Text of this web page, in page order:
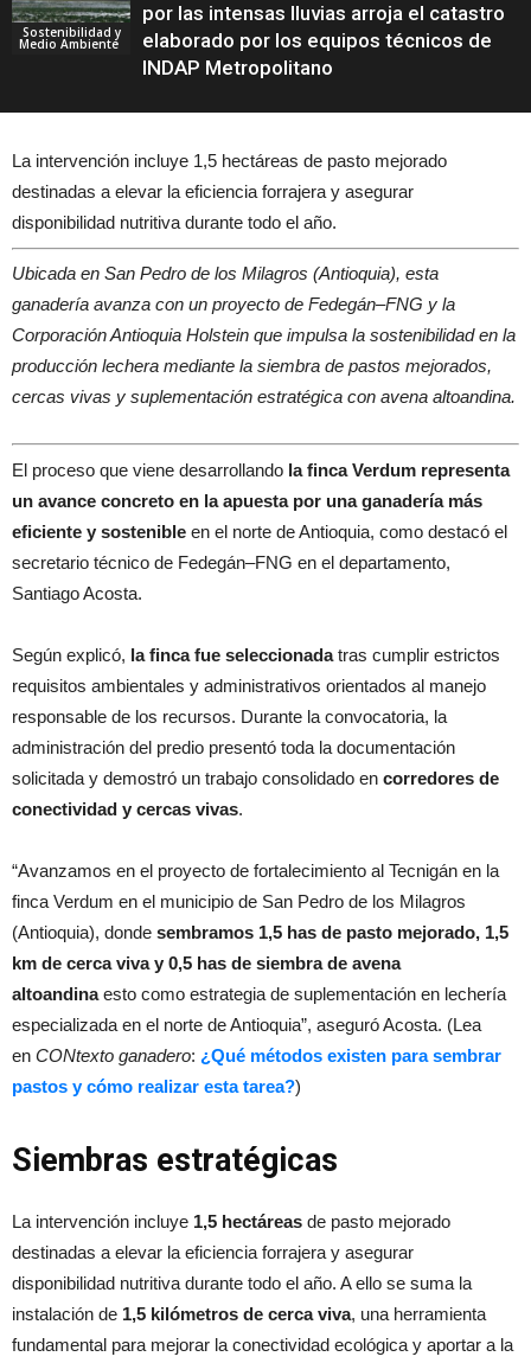
Sostenibilidad y
Medio Ambiente
por las intensas lluvias arroja el catastro
elaborado por los equipos técnicos de
INDAP Metropolitano
La intervención incluye 1,5 hectáreas de pasto mejorado
destinadas a elevar la eficiencia forrajera y asegurar
disponibilidad nutritiva durante todo el año.
Ubicada en San Pedro de los Milagros (Antioquia), esta
ganadería avanza con un proyecto de Fedegán–FNG y la
Corporación Antioquia Holstein que impulsa la sostenibilidad en la
producción lechera mediante la siembra de pastos mejorados,
cercas vivas y suplementación estratégica con avena altoandina.
El proceso que viene desarrollando la finca Verdum representa
un avance concreto en la apuesta por una ganadería más
eficiente y sostenible en el norte de Antioquia, como destacó el
secretario técnico de Fedegán–FNG en el departamento,
Santiago Acosta.
Según explicó, la finca fue seleccionadatras cumplir estrictos
requisitos ambientales y administrativos orientados al manejo
responsable de los recursos. Durante la convocatoria, la
administración del predio presentó toda la documentación
solicitada y demostró un trabajo consolidado en corredores de
conectividad y cercas vivas.
“Avanzamos en el proyecto de fortalecimiento al Tecnigán en la
finca Verdum en el municipio de San Pedro de los Milagros
(Antioquia), donde sembramos 1,5 has de pasto mejorado, 1,5
km de cerca viva y 0,5 has de siembra de avena
altoandinaesto como estrategia de suplementación en lechería
especializada en el norte de Antioquia”, aseguró Acosta. (Lea
en CONtexto ganadero: ¿Qué métodos existen para sembrar
pastos y cómo realizar esta tarea?)
Siembras estratégicas
La intervención incluye 1,5 hectáreas de pasto mejorado
destinadas a elevar la eficiencia forrajera y asegurar
disponibilidad nutritiva durante todo el año. A ello se suma la
instalación de 1,5 kilómetros de cerca viva, una herramienta
fundamental para mejorar la conectividad ecológica y aportar a la